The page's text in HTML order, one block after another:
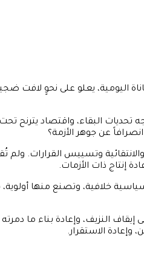
اليومية، يعلو على نحوٍ لافت
تحديات البقاء، واقتصاد
عن جوهر الأزمة؟
وتسييس القرارات. ولم
إنتاج ذات الأزمات.
خلافية، وتصنع منها
النزيف، وإعادة بناء ما
وإعادة الاستقرار.